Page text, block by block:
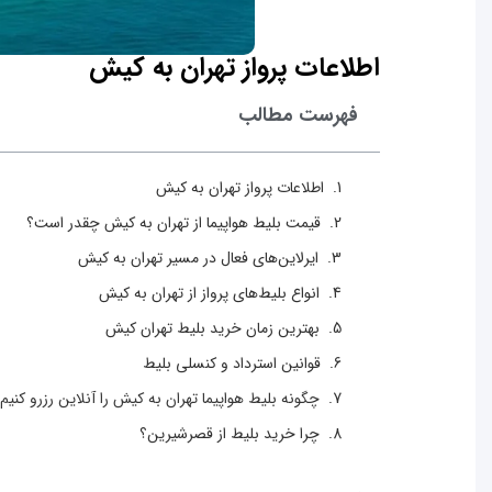
اطلاعات پرواز تهران به کیش
فهرست مطالب
اطلاعات پرواز تهران به کیش
قیمت بلیط هواپیما از تهران به کیش چقدر است؟
ایرلاین‌های فعال در مسیر تهران به کیش
انواع بلیط‌های پرواز از تهران به کیش
بهترین زمان خرید بلیط تهران کیش
قوانین استرداد و کنسلی بلیط
چگونه بلیط هواپیما تهران به کیش را آنلاین رزرو
چرا خرید بلیط از قصرشیرین؟